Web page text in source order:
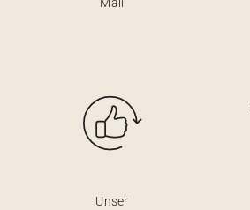
Mail
Unser